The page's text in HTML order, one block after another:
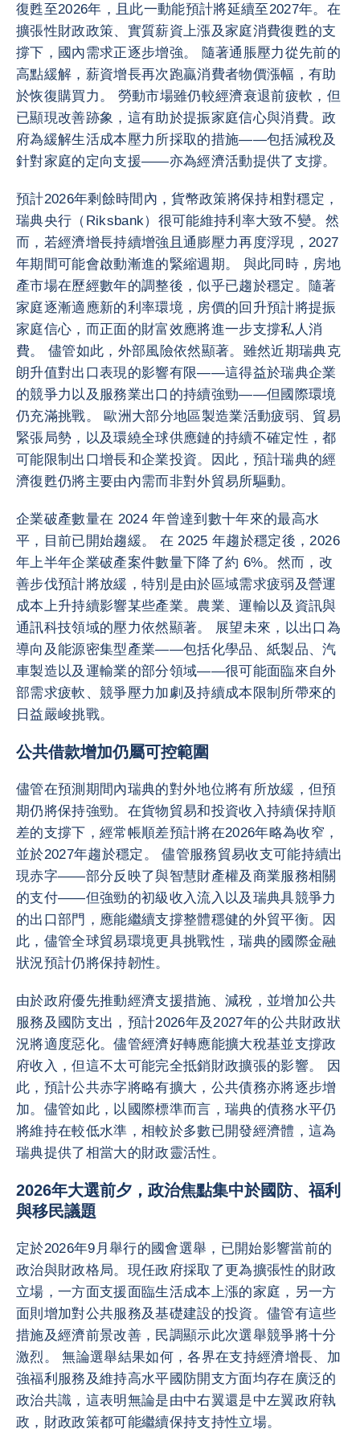
復甦至2026年，且此一動能預計將延續至2027年。在
擴張性財政政策、實質薪資上漲及家庭消費復甦的支
撐下，國內需求正逐步增強。 隨著通脹壓力從先前的
高點緩解，薪資增長再次跑贏消費者物價漲幅，有助
於恢復購買力。 勞動市場雖仍較經濟衰退前疲軟，但
已顯現改善跡象，這有助於提振家庭信心與消費。政
府為緩解生活成本壓力所採取的措施——包括減稅及
針對家庭的定向支援——亦為經濟活動提供了支撐。
預計2026年剩餘時間內，貨幣政策將保持相對穩定，
瑞典央行（Riksbank）很可能維持利率大致不變。然
而，若經濟增長持續增強且通膨壓力再度浮現，2027
年期間可能會啟動漸進的緊縮週期。 與此同時，房地
產市場在歷經數年的調整後，似乎已趨於穩定。隨著
家庭逐漸適應新的利率環境，房價的回升預計將提振
家庭信心，而正面的財富效應將進一步支撐私人消
費。 儘管如此，外部風險依然顯著。雖然近期瑞典克
朗升值對出口表現的影響有限——這得益於瑞典企業
的競爭力以及服務業出口的持續強勁——但國際環境
仍充滿挑戰。 歐洲大部分地區製造業活動疲弱、貿易
緊張局勢，以及環繞全球供應鏈的持續不確定性，都
可能限制出口增長和企業投資。因此，預計瑞典的經
濟復甦仍將主要由內需而非對外貿易所驅動。
企業破產數量在 2024 年曾達到數十年來的最高水
平，目前已開始趨緩。 在 2025 年趨於穩定後，2026
年上半年企業破產案件數量下降了約 6%。然而，改
善步伐預計將放緩，特別是由於區域需求疲弱及營運
成本上升持續影響某些產業。農業、運輸以及資訊與
通訊科技領域的壓力依然顯著。 展望未來，以出口為
導向及能源密集型產業——包括化學品、紙製品、汽
車製造以及運輸業的部分領域——很可能面臨來自外
部需求疲軟、競爭壓力加劇及持續成本限制所帶來的
日益嚴峻挑戰。
公共借款增加仍屬可控範圍
儘管在預測期間內瑞典的對外地位將有所放緩，但預
期仍將保持強勁。在貨物貿易和投資收入持續保持順
差的支撐下，經常帳順差預計將在2026年略為收窄，
並於2027年趨於穩定。 儘管服務貿易收支可能持續出
現赤字——部分反映了與智慧財產權及商業服務相關
的支付——但強勁的初級收入流入以及瑞典具競爭力
的出口部門，應能繼續支撐整體穩健的外貿平衡。因
此，儘管全球貿易環境更具挑戰性，瑞典的國際金融
狀況預計仍將保持韌性。
由於政府優先推動經濟支援措施、減稅，並增加公共
服務及國防支出，預計2026年及2027年的公共財政狀
況將適度惡化。儘管經濟好轉應能擴大稅基並支撐政
府收入，但這不太可能完全抵銷財政擴張的影響。 因
此，預計公共赤字將略有擴大，公共債務亦將逐步增
加。儘管如此，以國際標準而言，瑞典的債務水平仍
將維持在較低水準，相較於多數已開發經濟體，這為
瑞典提供了相當大的財政靈活性。
2026年大選前夕，政治焦點集中於國防、福利
與移民議題
定於2026年9月舉行的國會選舉，已開始影響當前的
政治與財政格局。現任政府採取了更為擴張性的財政
立場，一方面支援面臨生活成本上漲的家庭，另一方
面則增加對公共服務及基礎建設的投資。儘管有這些
措施及經濟前景改善，民調顯示此次選舉競爭將十分
激烈。 無論選舉結果如何，各界在支持經濟增長、加
強福利服務及維持高水平國防開支方面均存在廣泛的
政治共識，這表明無論是由中右翼還是中左翼政府執
政，財政政策都可能繼續保持支持性立場。